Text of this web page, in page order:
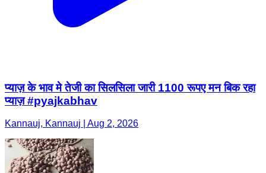
प्याज़ के भाव मे तेजी का सिलसिला जारी 1100 रूपए मन बिक रहा
प्याज़ #pyajkabhav
Kannauj, Kannauj | Aug 2, 2026